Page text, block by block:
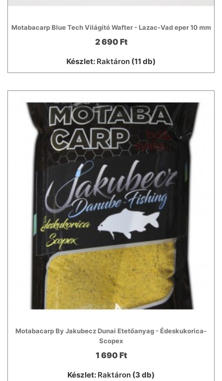
Motabacarp Blue Tech Világító Wafter - Lazac-Vad eper 10 mm
2 690 Ft
Készlet: Raktáron (11 db)
Motabacarp By Jakubecz Dunai Etetőanyag - Édeskukorica-
Scopex
1 690 Ft
Készlet: Raktáron (3 db)